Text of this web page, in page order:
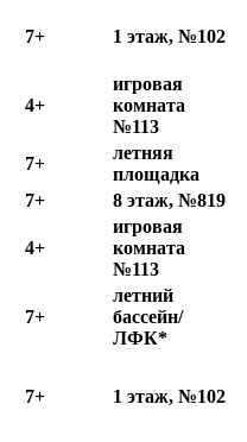
7+ 1 этаж, №102
4+
игровая
комната
№113
7+
летняя
площадка
7+ 8 этаж, №819
4+
игровая
комната
№113
7+
летний
бассейн/
ЛФК*
7+ 1 этаж, №102